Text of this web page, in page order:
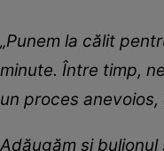
„Punem la călit
minute. Între timp,
un proces
Adăugăm și